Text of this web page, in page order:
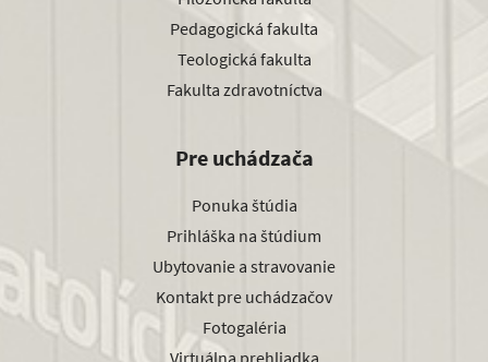
Pedagogická fakulta
Teologická fakulta
Fakulta zdravotníctva
Pre uchádzača
Ponuka štúdia
Prihláška na štúdium
Ubytovanie a stravovanie
Kontakt pre uchádzačov
Fotogaléria